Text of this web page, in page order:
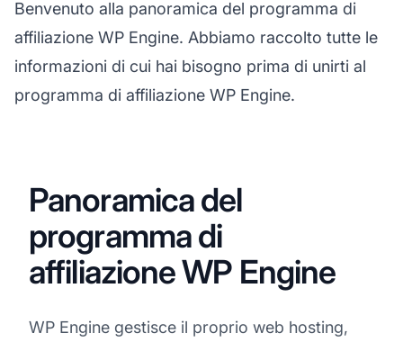
Benvenuto alla panoramica del programma di
affiliazione WP Engine. Abbiamo raccolto tutte le
informazioni di cui hai bisogno prima di unirti al
programma di affiliazione WP Engine.
Panoramica del
programma di
affiliazione WP Engine
WP Engine gestisce il proprio web hosting,